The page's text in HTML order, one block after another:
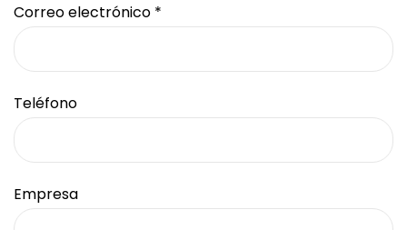
Correo electrónico *
Teléfono
Empresa